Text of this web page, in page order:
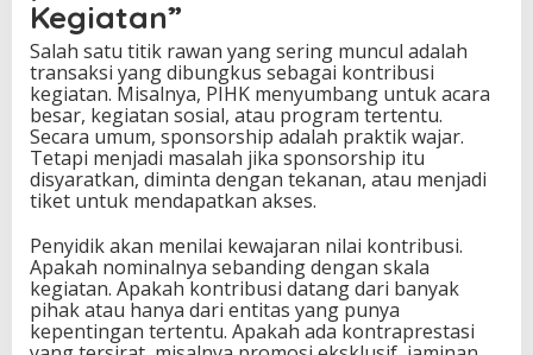
Kegiatan”
Salah satu titik rawan yang sering muncul adalah
transaksi yang dibungkus sebagai kontribusi
kegiatan. Misalnya, PIHK menyumbang untuk acara
besar, kegiatan sosial, atau program tertentu.
Secara umum, sponsorship adalah praktik wajar.
Tetapi menjadi masalah jika sponsorship itu
disyaratkan, diminta dengan tekanan, atau menjadi
tiket untuk mendapatkan akses.
Penyidik akan menilai kewajaran nilai kontribusi.
Apakah nominalnya sebanding dengan skala
kegiatan. Apakah kontribusi datang dari banyak
pihak atau hanya dari entitas yang punya
kepentingan tertentu. Apakah ada kontraprestasi